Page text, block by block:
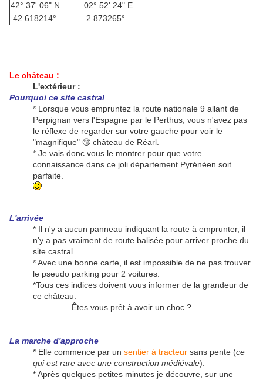
42° 37' 06" N
02° 52' 24" E
42.618214°
2.873265°
Le château :
L'extérieur:
Pourquoi ce site castral
* Lorsque vous empruntez la route nationale 9 allant de
Perpignan vers l'Espagne par le Perthus, vous n'avez pas
le réflexe de regarder sur votre gauche pour voir le
"magnifique" 🤥 château de Réarl.
* Je vais donc vous le montrer pour que votre
connaissance dans ce joli département Pyrénéen soit
parfaite.
L'arrivée
* Il n'y a aucun panneau indiquant la route à emprunter, il
n'y a pas vraiment de route balisée pour arriver proche du
site castral.
* Avec une bonne carte, il est impossible de ne pas trouver
le pseudo parking pour 2 voitures.
*Tous ces indices doivent vous informer de la grandeur de
ce château.
Êtes vous prêt à avoir un choc ?
La marche d'approche
* Elle commence par un sentier à tracteur sans pente (ce
qui est rare avec une construction médiévale).
* Après quelques petites minutes je découvre, sur une